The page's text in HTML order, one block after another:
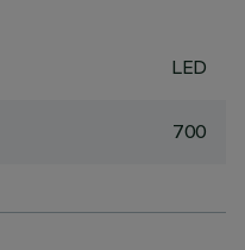
LED
700